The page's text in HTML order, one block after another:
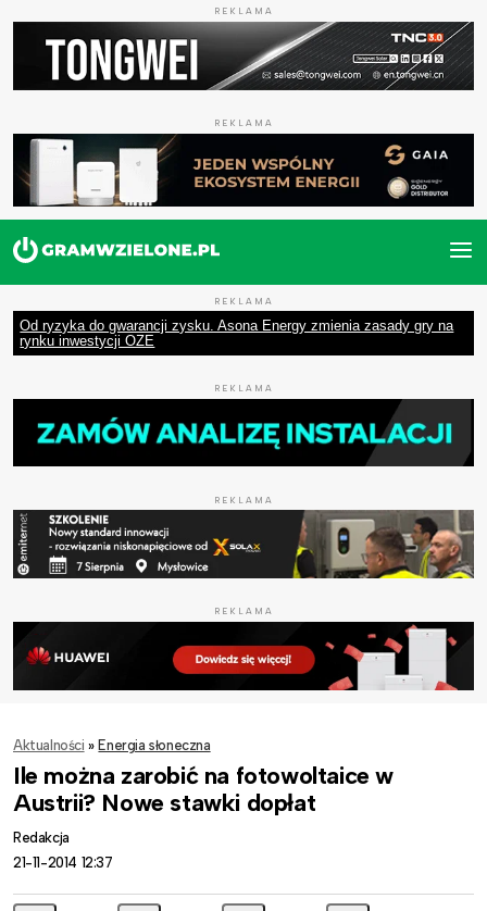
REKLAMA
REKLAMA
REKLAMA
Od ryzyka do gwarancji zysku. Asona Energy zmienia zasady gry na
rynku inwestycji OZE
REKLAMA
REKLAMA
REKLAMA
Aktualności » Energia słoneczna
Ile można zarobić na fotowoltaice w
Austrii? Nowe stawki dopłat
Redakcja
21-11-2014 12:37